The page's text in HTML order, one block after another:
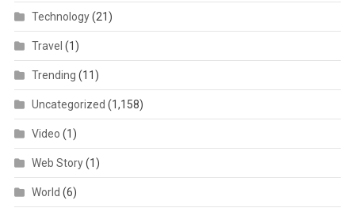
Technology(21)
Travel (1)
Trending (11)
Uncategorized (1,158)
Video (1)
Web Story(1)
World (6)